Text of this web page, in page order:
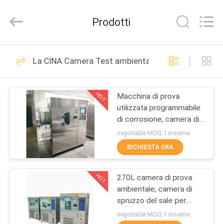
CASA
PRODOTTI
MOSTRA
CIRCA
GIRO
YUYANG
INSTRUMENT
All
Reserved.
Apparecchiatura di
collaudo di
infiammabilità
342
Tester verticale di
infiammabilità
23
Prodotti
La CINA Camera Test ambientali
HOT
Macchina di prova
utilizzata programmabile
di corrosione, camera di
prova dello spruzzo di
sale di AC220V
negotiable MOQ:1 insieme
RICHIESTA ORA
HOT
270L camera di prova
ambientale, camera di
spruzzo del sale per
prova di corrosione
negotiable MOQ:1 insieme